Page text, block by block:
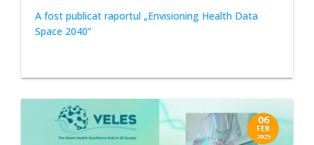
A fost publicat raportul „Envisioning Health Data
Space 2040”
06
FEB
2025